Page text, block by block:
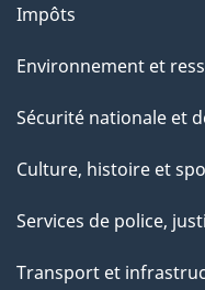
Impôts
Environnement et
Sécurité nationale et
Culture, histoire et
Services de police,
Transport et